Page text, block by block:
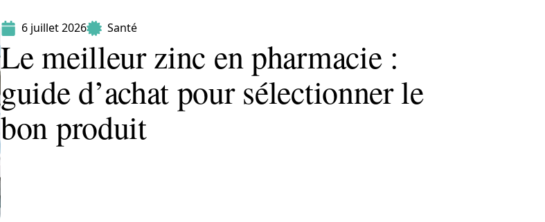
6 juillet 2026 Santé
Le meilleur zinc en pharmacie :
guide d’achat pour sélectionner le
bon produit